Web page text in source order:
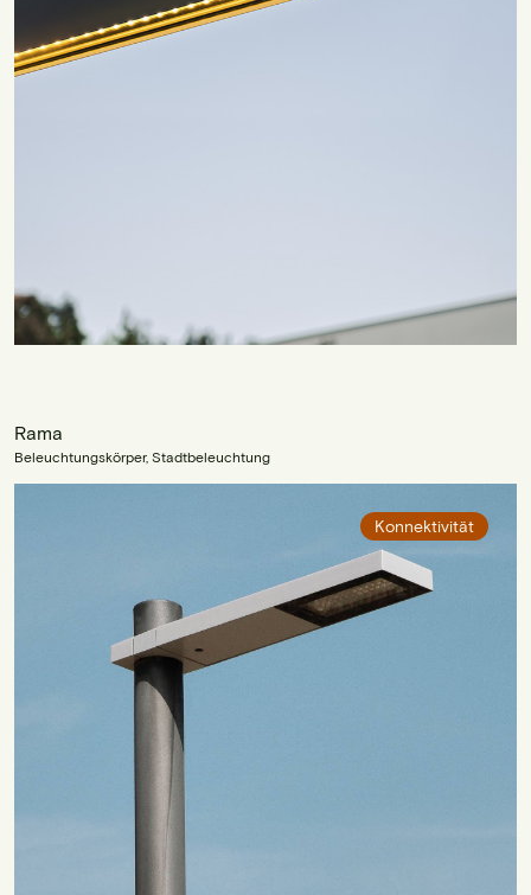
Rama
Beleuchtungskörper, Stadtbeleuchtung
Konnektivität